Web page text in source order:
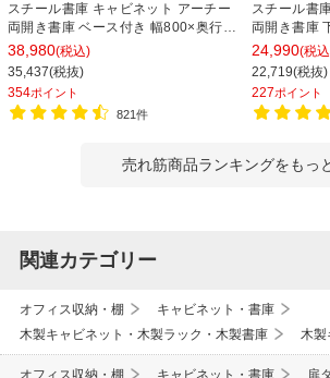
スチール書庫 キャビネット アーチー
両開き書庫 ベース付き 幅800×奥行
400×高さ1850mm
38,980(税込)
35,437(税抜)
354ポイント
821件
スチール書
両開き書庫
800×奥行
24,990(税
22,719(税抜)
227ポイント
売れ筋商品ランキングをもっ
関連カテゴリー
オフィス収納・棚
キャビネット・書庫
木製キャビネット・木製ラック・木製書庫
木製